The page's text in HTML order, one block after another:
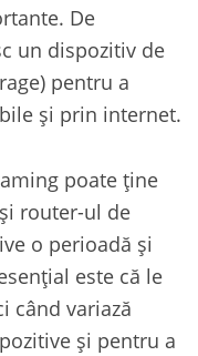
De
un dispozitiv de
pentru a
și prin internet.
poate ține
router-ul de
o perioadă și
este că le
când variază
și pentru a